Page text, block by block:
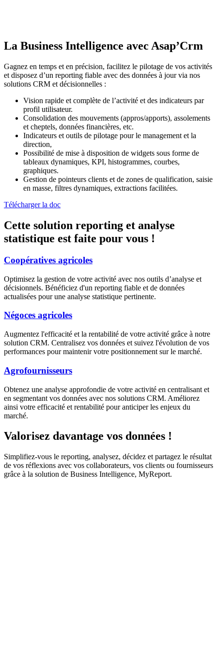
La Business Intelligence avec Asap’Crm
Gagnez en temps et en précision, facilitez le pilotage de vos activités
et disposez d’un reporting fiable avec des données à jour via nos
solutions CRM et décisionnelles :
Vision rapide et complète de l’activité et des indicateurs par
profil utilisateur.
Consolidation des mouvements (appros/apports), assolements
et cheptels, données financières, etc.
Indicateurs et outils de pilotage pour le management et la
direction,
Possibilité de mise à disposition de widgets sous forme de
tableaux dynamiques, KPI, histogrammes, courbes,
graphiques.
Gestion de pointeurs clients et de zones de qualification, saisie
en masse, filtres dynamiques, extractions facilitées.
Télécharger la doc
Cette solution reporting et analyse
statistique est faite pour vous !
Coopératives agricoles
Optimisez la gestion de votre activité avec nos outils d’analyse et
décisionnels. Bénéficiez d'un reporting fiable et de données
actualisées pour une analyse statistique pertinente.
Négoces agricoles
Augmentez l'efficacité et la rentabilité de votre activité grâce à notre
solution CRM. Centralisez vos données et suivez l'évolution de vos
performances pour maintenir votre positionnement sur le marché.
Agrofournisseurs
Obtenez une analyse approfondie de votre activité en centralisant et
en segmentant vos données avec nos solutions CRM. Améliorez
ainsi votre efficacité et rentabilité pour anticiper les enjeux du
marché.
Valorisez davantage vos données !
Simplifiez-vous le reporting, analysez, décidez et partagez le résultat
de vos réflexions avec vos collaborateurs, vos clients ou fournisseurs
grâce à la solution de Business Intelligence, MyReport.